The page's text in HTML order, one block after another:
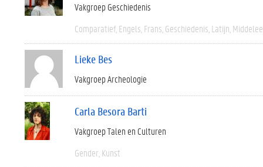
Vakgroep Geschiedenis
Comparatief Engels Frans Geschiedenis Latijn
Lieke Bes
Vakgroep Archeologie
Carla Besora Barti
Vakgroep Talen en Culturen
Gender Kunst